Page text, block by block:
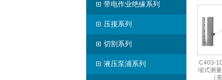
带电作业绝缘系列
压接系列
切割系列
液压泵浦系列
C403-
缩式测
（